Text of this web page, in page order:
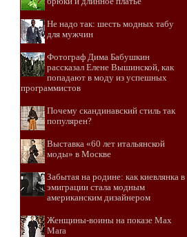
Не надо так: шесть модных табу
для мужчин
Фотограф Дима Бабушкин
рассказал Елене Вышинской, как
попадают в моду из успешных
программистов
Почему скандинавский стиль так
популярен?
Выставка «60 лет итальянской
моды» в Москве
Забытая на родине: как киевлянка в
эмиграции стала модным
американским дизайнером
Женщины-воины на показе Max
Mara